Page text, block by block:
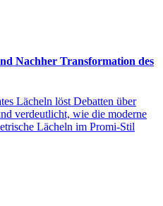
Nachher Transformation des
Lächeln löst Debatten über
verdeutlicht, wie die moderne
Lächeln im Promi-Stil